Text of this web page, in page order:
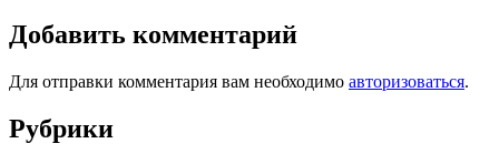
Добавить комментарий
Для отправки комментария вам необходимо авторизоваться.
Рубрики